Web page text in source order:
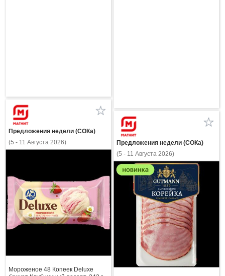
Предложения недели (СОКа)
(5 - 11 Августа 2026)
Мороженое 48 Копеек Deluxe
Предложения недели (СОКа)
(5 - 11 Августа 2026)